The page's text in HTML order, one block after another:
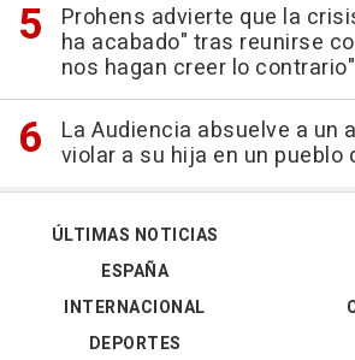
Prohens advierte que la
ha acabado" tras reunirse
nos hagan creer lo contrario"
La Audiencia absuelve a un
violar a su hija en un pueblo
ÚLTIMAS NOTICIAS
ESPAÑA
INTERNACIONAL
DEPORTES